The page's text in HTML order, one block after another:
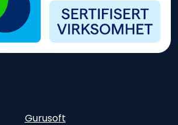
Gurusoft